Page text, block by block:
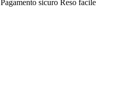
Pagamento sicuro Reso facile